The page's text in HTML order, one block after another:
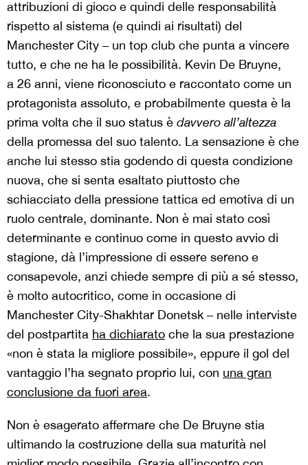
attribuzioni di gioco e quindi delle responsabilità
rispetto al sistema (e quindi ai risultati) del
Manchester City – un top club che punta a vincere
tutto, e che ne ha le possibilità. Kevin De Bruyne,
a 26 anni, viene riconosciuto e raccontato come un
protagonista assoluto, e probabilmente questa è la
prima volta che il suo status è davvero all’altezza
della promessa del suo talento. La sensazione è che
anche lui stesso stia godendo di questa condizione
nuova, che si senta esaltato piuttosto che
schiacciato della pressione tattica ed emotiva di un
ruolo centrale, dominante. Non è mai stato così
determinante e continuo come in questo avvio di
stagione, dà l’impressione di essere sereno e
consapevole, anzi chiede sempre di più a sé stesso,
è molto autocritico, come in occasione di
Manchester City-Shakhtar Donetsk – nelle interviste
del postpartita ha dichiarato che la sua prestazione
«non è stata la migliore possibile», eppure il gol del
vantaggio l’ha segnato proprio lui, con una gran
conclusione da fuori area.
Non è esagerato affermare che De Bruyne stia
ultimando la costruzione della sua maturità nel